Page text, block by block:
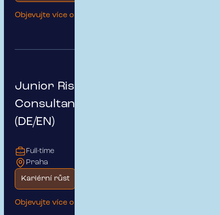
Objevujte více o této pozici
Junior Risk & Insurance
Consultant – German Market
(DE/EN)
Full-time
Praha
Objevujte více o této pozici
Kariérní růst